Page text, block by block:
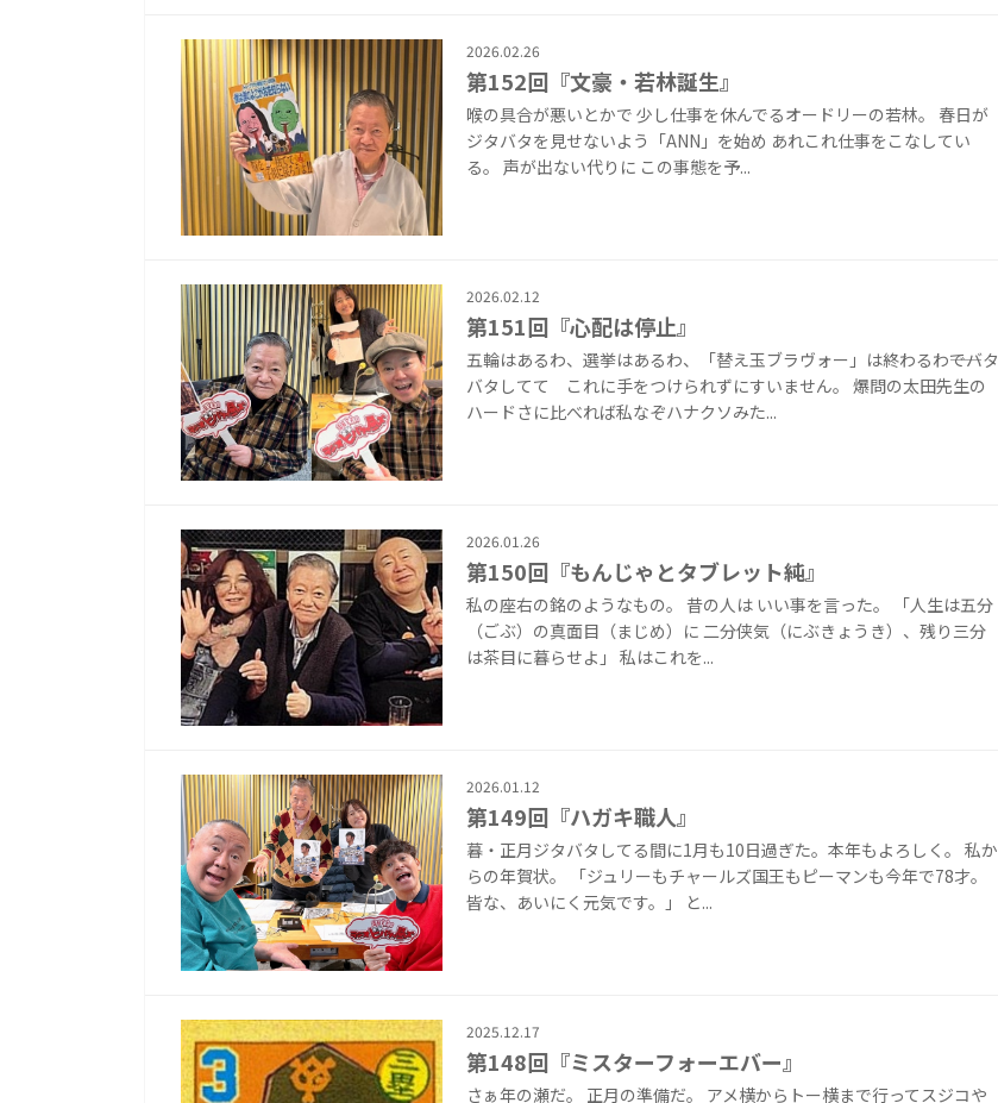
2026.02.26
第152回『文豪・若林誕生』
喉の具合が悪いとかで 少し仕事を休んでるオードリーの若林。 春日が
ジタバタを見せないよう「ANN」を始め あれこれ仕事をこなしてい
る。 声が出ない代りに この事態を予...
2026.02.12
第151回『心配は停止』
五輪はあるわ、選挙はあるわ、「替え玉ブラヴォー」は終わるわ――でバタ
バタしてて これに手をつけられずにすいません。 爆問の太田先生の
ハードさに比べれば私なぞハナクソみた...
2026.01.26
第150回『もんじゃとタブレット純』
私の座右の銘のようなもの。 昔の人は いい事を言った。 「人生は五分
（ごぶ）の真面目（まじめ）に 二分侠気（にぶきょうき）、残り三分
は茶目に暮らせよ」 私はこれを...
2026.01.12
第149回『ハガキ職人』
暮・正月ジタバタしてる間に1月も10日過ぎた。本年もよろしく。 私か
らの年賀状。 「ジュリーもチャールズ国王もピーマンも今年で78才。
皆な、あいにく元気です。」 と...
2025.12.17
第148回『ミスターフォーエバー』
さぁ年の瀬だ。 正月の準備だ。 アメ横からトー横まで行ってスジコや